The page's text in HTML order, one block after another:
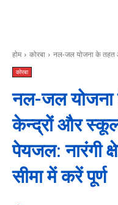
होम कोरबा नल-जल योजना के तहत
कोरबा
नल-जल योजना
केन्द्रों और
पेयजल: नारंगी
सीमा में करें पूर्ण